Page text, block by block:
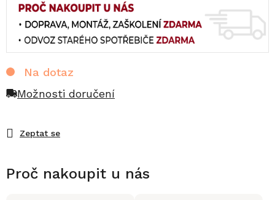
Zeptat se
Na dotaz
Možnosti doručení
Proč nakoupit u nás